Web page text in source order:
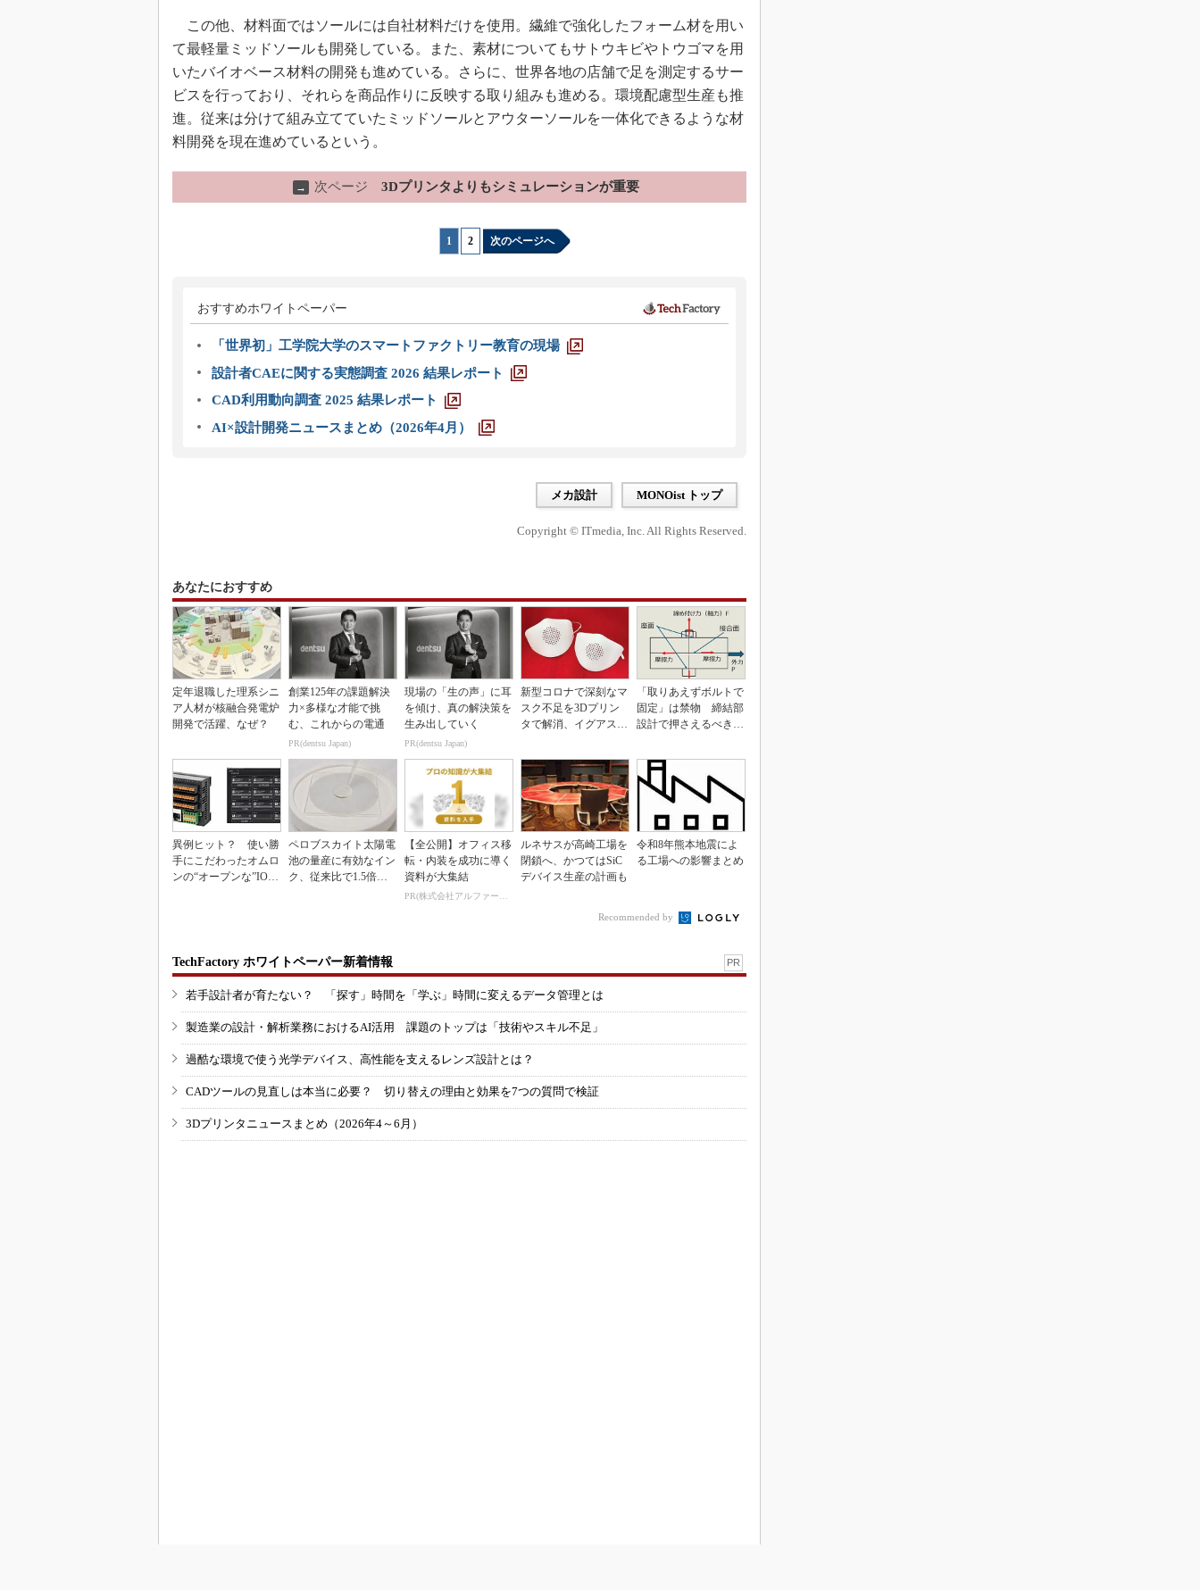
この他、材料面ではソールには自社材料だけを使用。繊維で強化したフォーム材を用い
て最軽量ミッドソールも開発している。また、素材についてもサトウキビやトウゴマを用
いたバイオベース材料の開発も進めている。さらに、世界各地の店舗で足を測定するサー
ビスを行っており、それらを商品作りに反映する取り組みも進める。環境配慮型生産も推
進。従来は分けて組み立てていたミッドソールとアウターソールを一体化できるような材
料開発を現在進めているという。
→ 次ページ 3Dプリンタよりもシミュレーションが重要
1 2 次のページへ
おすすめホワイトペーパー
「世界初」工学院大学のスマートファクトリー教育の現場
設計者CAEに関する実態調査 2026 結果レポート
CAD利用動向調査 2025 結果レポート
AI×設計開発ニュースまとめ（2026年4月）
メカ設計 MONOist トップ
Copyright © ITmedia, Inc. All Rights Reserved.
あなたにおすすめ
定年退職した理系シニ
ア人材が核融合発電炉
開発で活躍、なぜ？
創業125年の課題解決
力×多様な才能で挑
む、これからの電通
PR(dentsu Japan)
現場の「生の声」に耳
を傾け、真の解決策を
生み出していく
PR(dentsu Japan)
新型コロナで深刻なマ
スク不足を3Dプリン
タで解消、イグアスが
「取りあえずボルトで
固定」は禁物 締結部
設計で押さえるべき基
異例ヒット？ 使い勝
手にこだわったオムロ
ンの“オープンな”IO-L
ペロブスカイト太陽電
池の量産に有効なイン
ク、従来比で1.5倍の
【全公開】オフィス移
転・内装を成功に導く
資料が大集結
PR(株式会社アルファーテクノ)
ルネサスが高崎工場を
閉鎖へ、かつてはSiC
デバイス生産の計画も
令和8年熊本地震によ
る工場への影響まとめ
Recommended by
TechFactory ホワイトペーパー新着情報 PR
若手設計者が育たない？ 「探す」時間を「学ぶ」時間に変えるデータ管理とは
製造業の設計・解析業務におけるAI活用 課題のトップは「技術やスキル不足」
過酷な環境で使う光学デバイス、高性能を支えるレンズ設計とは？
CADツールの見直しは本当に必要？ 切り替えの理由と効果を7つの質問で検証
3Dプリンタニュースまとめ（2026年4～6月）